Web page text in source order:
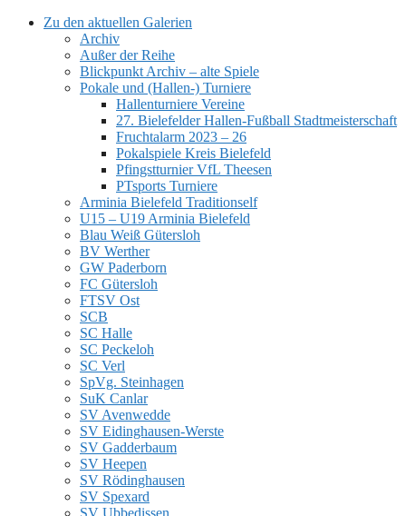
Zu den aktuellen Galerien
Archiv
Außer der Reihe
Blickpunkt Archiv – alte Spiele
Pokale und (Hallen-) Turniere
Hallenturniere Vereine
27. Bielefelder Hallen-Fußball Stadtmeisterschaft
Fruchtalarm 2023 – 26
Pokalspiele Kreis Bielefeld
Pfingstturnier VfL Theesen
PTsports Turniere
Arminia Bielefeld Traditionself
U15 – U19 Arminia Bielefeld
Blau Weiß Gütersloh
BV Werther
GW Paderborn
FC Gütersloh
FTSV Ost
SCB
SC Halle
SC Peckeloh
SC Verl
SpVg. Steinhagen
SuK Canlar
SV Avenwedde
SV Eidinghausen-Werste
SV Gadderbaum
SV Heepen
SV Rödinghausen
SV Spexard
SV Ubbedissen